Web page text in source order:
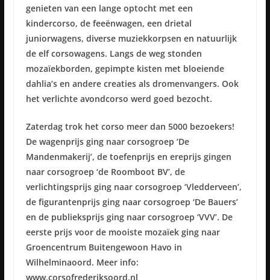
genieten van een lange optocht met een
kindercorso, de feeënwagen, een drietal
juniorwagens, diverse muziekkorpsen en natuurlijk
de elf corsowagens. Langs de weg stonden
mozaïekborden, gepimpte kisten met bloeiende
dahlia’s en andere creaties als dromenvangers. Ook
het verlichte avondcorso werd goed bezocht.
Zaterdag trok het corso meer dan 5000 bezoekers!
De wagenprijs ging naar corsogroep ‘De
Mandenmakerij’, de toefenprijs en ereprijs gingen
naar corsogroep ‘de Roomboot BV’, de
verlichtingsprijs ging naar corsogroep ‘Vledderveen’,
de figurantenprijs ging naar corsogroep ‘De Bauers’
en de publieksprijs ging naar corsogroep ‘VVV’. De
eerste prijs voor de mooiste mozaïek ging naar
Groencentrum Buitengewoon Havo in
Wilhelminaoord. Meer info:
www.corsofrederiksoord.nl